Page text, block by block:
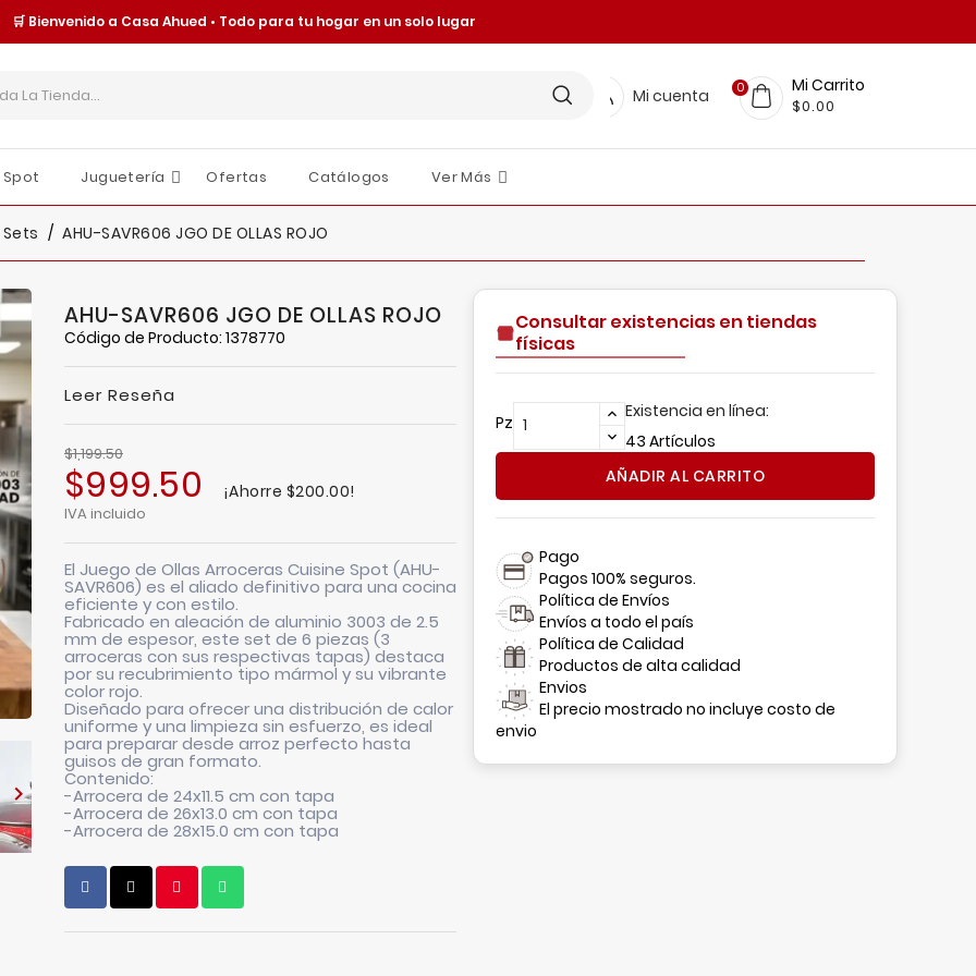
🛒 Bienvenido a Casa Ahued • Todo para tu hogar en un solo lugar
Mi cuenta Mi Carrito
0
$0.00
Spot Juguetería Ofertas Catálogos Ver Más
AHU-SAVR606 JGO DE OLLAS ROJO

AHU-SAVR606 JGO DE OLLAS ROJO
Código de Producto: 1378770
Leer Reseña
$1,199.50
$999.50 ¡Ahorre $200.00!
IVA incluido
El Juego de Ollas Arroceras Cuisine Spot (AHU-
SAVR606) es el aliado definitivo para una cocina
eficiente y con estilo.
Fabricado en aleación de aluminio 3003 de 2.5
mm de espesor, este set de 6 piezas (3
arroceras con sus respectivas tapas) destaca
por su recubrimiento tipo mármol y su vibrante
color rojo.
Diseñado para ofrecer una distribución de calor
uniforme y una limpieza sin esfuerzo, es ideal
para preparar desde arroz perfecto hasta
guisos de gran formato.
Contenido:
-Arrocera de 24x11.5 cm con tapa
-Arrocera de 26x13.0 cm con tapa
-Arrocera de 28x15.0 cm con tapa
Consultar existencias en tiendas
físicas
Pz
Existencia en línea:
43 Artículos
AÑADIR AL CARRITO
Pago
Pagos 100% seguros.
Política de Envíos
Envíos a todo el país
Política de Calidad
Productos de alta calidad
Envios
El precio mostrado no incluye costo de
envio